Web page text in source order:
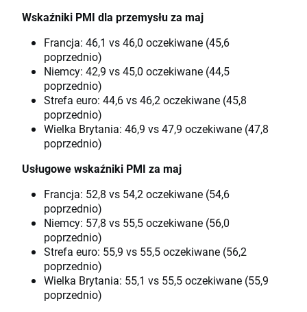
Wskaźniki PMI dla przemysłu za maj
Francja: 46,1 vs 46,0 oczekiwane (45,6
poprzednio)
Niemcy: 42,9 vs 45,0 oczekiwane (44,5
poprzednio)
Strefa euro: 44,6 vs 46,2 oczekiwane (45,8
poprzednio)
Wielka Brytania: 46,9 vs 47,9 oczekiwane (47,8
poprzednio)
Usługowe wskaźniki PMI za maj
Francja: 52,8 vs 54,2 oczekiwane (54,6
poprzednio)
Niemcy: 57,8 vs 55,5 oczekiwane (56,0
poprzednio)
Strefa euro: 55,9 vs 55,5 oczekiwane (56,2
poprzednio)
Wielka Brytania: 55,1 vs 55,5 oczekiwane (55,9
poprzednio)